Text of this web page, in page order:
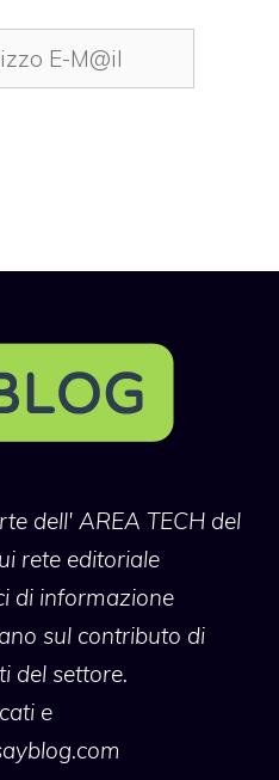
dell' AREA TECH del
rete editoriale
di informazione
sul contributo di
del settore.
e